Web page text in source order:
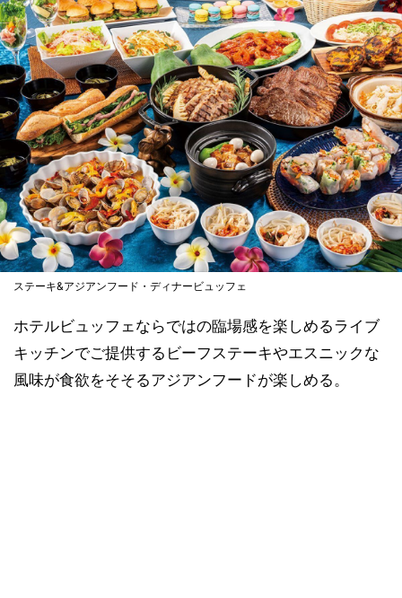
ステーキ&アジアンフード・ディナービュッフェ
ホテルビュッフェならではの臨場感を楽しめるライブ
キッチンでご提供するビーフステーキやエスニックな
風味が食欲をそそるアジアンフードが楽しめる。